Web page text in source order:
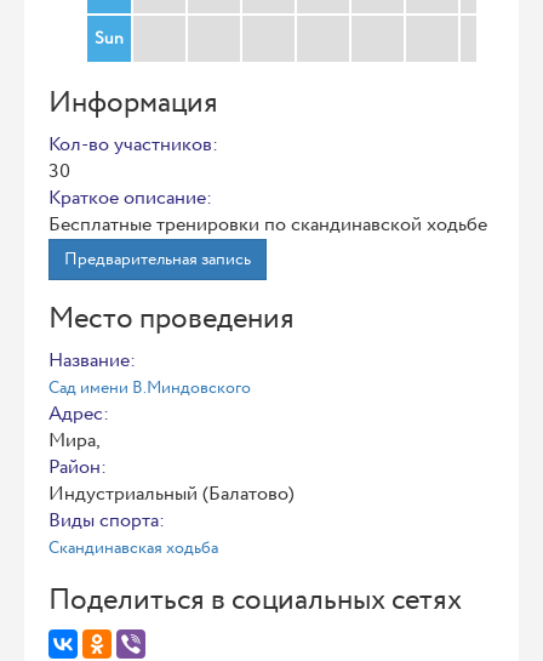
Sun
Информация
Кол-во участников:
30
Краткое описание:
Бесплатные тренировки по скандинавской ходьбе
Предварительная запись
Место проведения
Название:
Сад имени В.Миндовского
Адрес:
Мира,
Район:
Индустриальный (Балатово)
Виды спорта:
Скандинавская ходьба
Поделиться в социальных сетях